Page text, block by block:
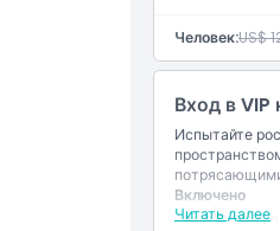
Зона
Человек:US$
Вход в VIP
Испытайте
Читать далее
Включено
VIP кабана